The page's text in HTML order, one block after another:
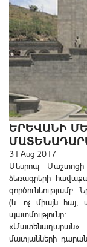
ԵՐԵՎԱՆԻ
31 Aug 2017
Մեսրոպ
ձեռագրերի
գործունեությամբ:
(և ոչ միայն հայ,
պատմությունը:
«Մատենադարան»
մատյանների